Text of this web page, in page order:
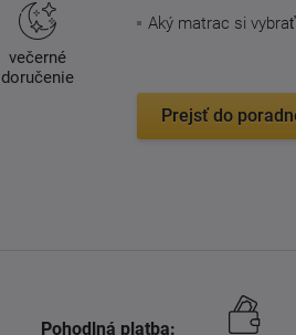
večerné
doručenie
Aký matrac si
Prejsť do
Pohodlná platba: